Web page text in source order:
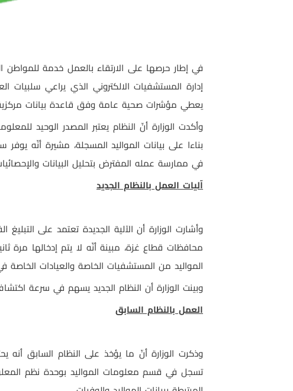
في إطار حرصها على الارتقاء بالعمل خدمة للمواطن
إدارة المستشفيات الالكتروني الذي يراعي سلبيات
يعطي مؤشرات صحية عامة وفق قاعدة بيانات
وأكدت الوزارة أنّ النظام يعتبر المصدر الوحيد
بناءا على بيانات المواليد المسجلة، مشيرة أنّه
في ممارسة عمله المفترض بتحليل البيانات
آليات العمل بالنظام الجديد
وأشارت الوزارة أن الآلية الجديدة تعتمد على
محافظات قطاع غزة، مبينة أنّه لا يتم إدخالها مرة
المواليد من المستشفيات الخاصة والعيادات الخاصة
وبينت الوزارة أن النظام الجديد يسهم في سرعة
العمل بالنظام السابق
وذكرت الوزارة أنّ ما يؤخذ على النظام السابق أنه
تسجل في قسم معلومات المواليد بوحدة نظم